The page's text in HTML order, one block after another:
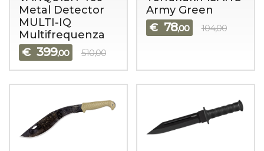
Metal Detector
MULTI-IQ
Multifrequenza
€ 399,00 510,00
Army Green
€ 78,00 104,00